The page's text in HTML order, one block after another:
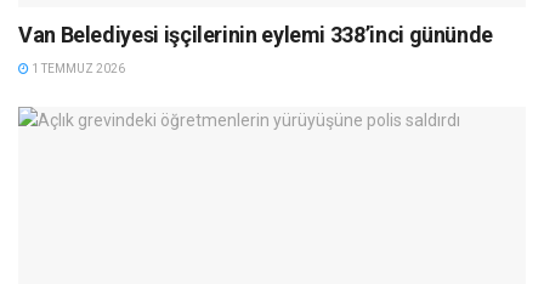
Van Belediyesi işçilerinin eylemi 338’inci gününde
1 TEMMUZ 2026